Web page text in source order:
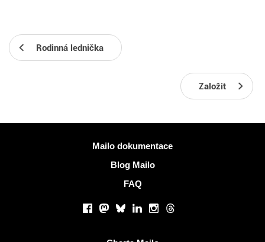
Rodinná lednička
Založit
Mailo dokumentace
Blog Mailo
FAQ
Facebook
Mastodon
BlueskyLinkedInInstagram
Threads